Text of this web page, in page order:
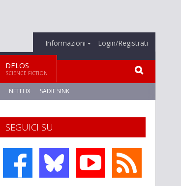
Informazioni Login/Registrati
DELOS
SCIENCE FICTION
NETFLIX SADIE SINK
SEGUICI SU